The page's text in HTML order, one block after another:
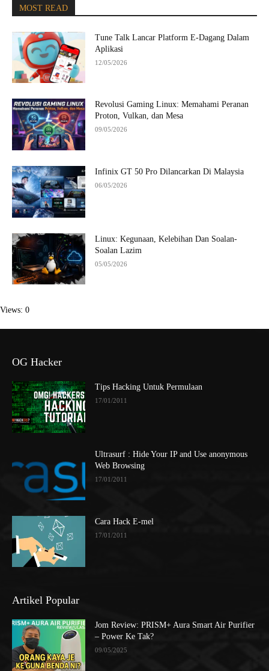
MOST READ
Tune Talk Lancar Platform E-Dagang Dalam
Aplikasi
12/05/2026
Revolusi Gaming Linux: Memahami Peranan
Proton, Vulkan, dan Mesa
09/05/2026
Infinix GT 50 Pro Dilancarkan Di Malaysia
06/05/2026
Linux: Kegunaan, Kelebihan Dan Soalan-
Soalan Lazim
05/05/2026
Views: 0
OG Hacker
Tips Hacking Untuk Permulaan
17/01/2011
Ultrasurf : Hide Your IP and Use anonymous
Web Browsing
17/01/2011
Cara Hack E-mel
17/01/2011
Artikel Popular
Jom Review: PRISM+ Aura Smart Air Purifier
– Power Ke Tak?
09/05/2025